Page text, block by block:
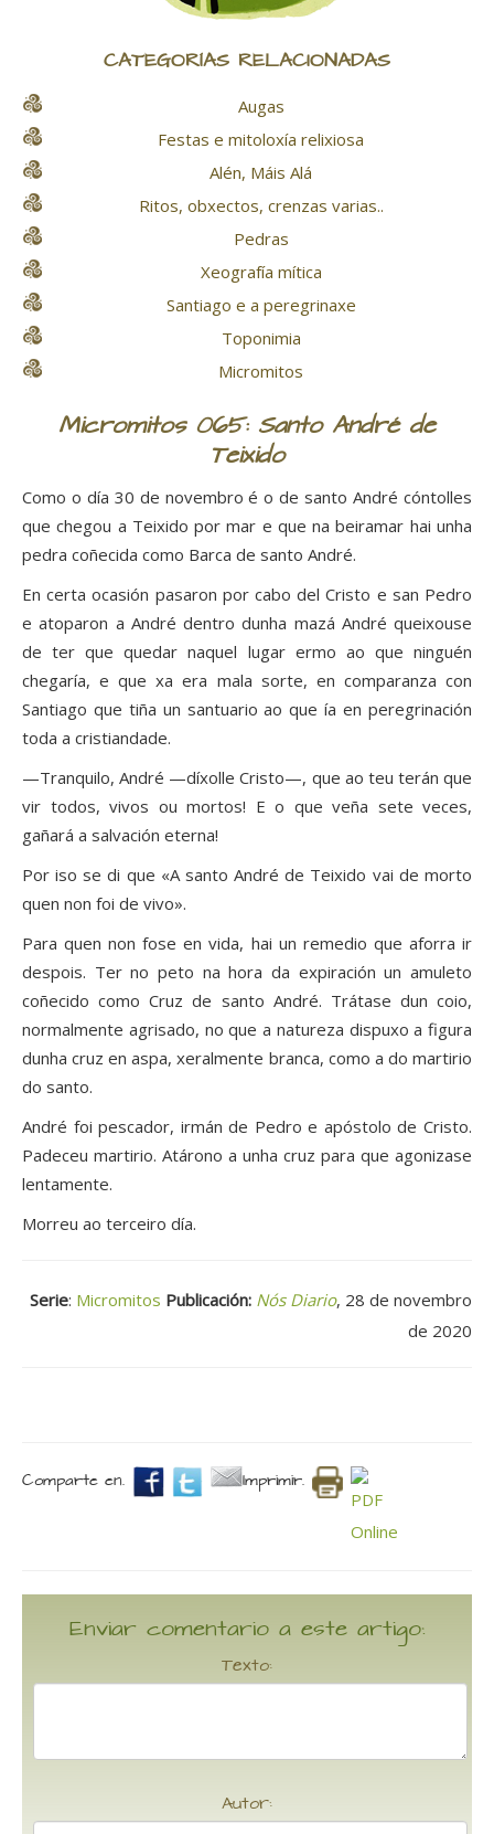
CATEGORÍAS RELACIONADAS
Augas
Festas e mitoloxía relixiosa
Alén, Máis Alá
Ritos, obxectos, crenzas varias..
Pedras
Xeografía mítica
Santiago e a peregrinaxe
Toponimia
Micromitos
Micromitos 065: Santo André de
Teixido
Como o día 30 de novembro é o de santo André cóntolles
que chegou a Teixido por mar e que na beiramar hai unha
pedra coñecida como Barca de santo André.
En certa ocasión pasaron por cabo del Cristo e san Pedro
e atoparon a André dentro dunha mazá André queixouse
de ter que quedar naquel lugar ermo ao que ninguén
chegaría, e que xa era mala sorte, en comparanza con
Santiago que tiña un santuario ao que ía en peregrinación
toda a cristiandade.
—Tranquilo, André —díxolle Cristo—, que ao teu terán que
vir todos, vivos ou mortos! E o que veña sete veces,
gañará a salvación eterna!
Por iso se di que «A santo André de Teixido vai de morto
quen non foi de vivo».
Para quen non fose en vida, hai un remedio que aforra ir
despois. Ter no peto na hora da expiración un amuleto
coñecido como Cruz de santo André. Trátase dun coio,
normalmente agrisado, no que a natureza dispuxo a figura
dunha cruz en aspa, xeralmente branca, como a do martirio
do santo.
André foi pescador, irmán de Pedro e apóstolo de Cristo.
Padeceu martirio. Atárono a unha cruz para que agonizase
lentamente.
Morreu ao terceiro día.
Serie: Micromitos Publicación: Nós Diario, 28 de novembro
de 2020
Comparte en. Imprimir.
Enviar comentario a este artigo:
Texto:
Autor: